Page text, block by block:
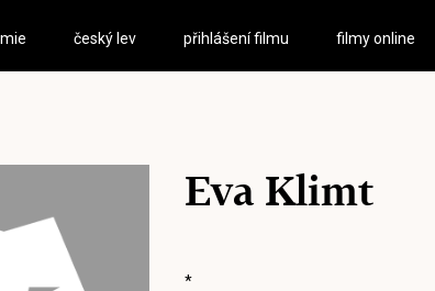
český lev přihlášení filmu filmy online
Eva Klimt
*